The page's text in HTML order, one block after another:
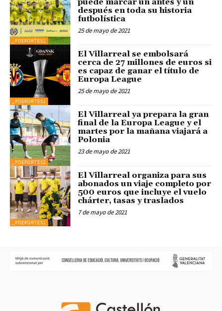
_PDEPORTES1
después en toda su historia
futbolística
25 de mayo de 2021
_PDEPORTES1
El Villarreal se embolsará
cerca de 27 millones de euros si
es capaz de ganar el título de
Europa League
25 de mayo de 2021
_PDEPORTES2
El Villarreal ya prepara la gran
final de la Europa League y el
martes por la mañana viajará a
Polonia
23 de mayo de 2021
_PDEPORTES1
El Villarreal organiza para sus
abonados un viaje completo por
500 euros que incluye el vuelo
chárter, tasas y traslados
7 de mayo de 2021